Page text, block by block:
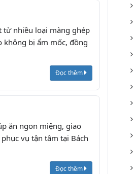
từ nhiều loại màng ghép
không bị ẩm mốc, đồng
Đọc thêm
ăn ngon miệng, giao
vụ tận tâm tại Bách
Đọc thêm